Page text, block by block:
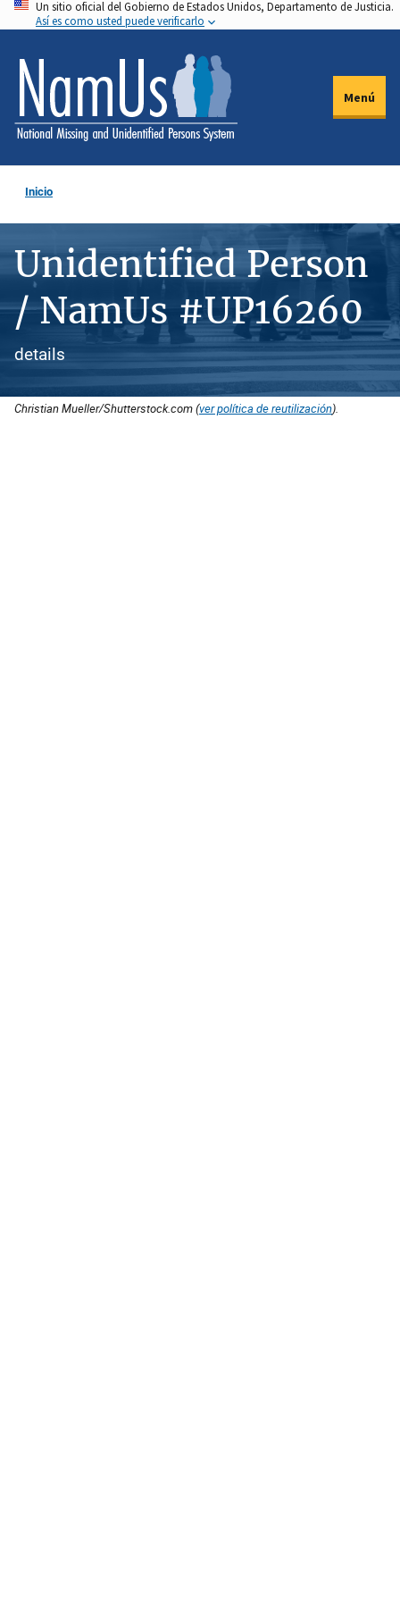
Pasar
al
contenido
principal
Un sitio oficial del Gobierno de Estados Unidos, Departamento de Justicia.
Así es como usted puede verificarlo
Menú
Inicio
Unidentified Person
/ NamUs #UP16260
details
Christian Mueller/Shutterstock.com (ver política de reutilización).